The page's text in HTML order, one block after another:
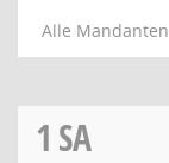
Alle Mandanten
1 SA